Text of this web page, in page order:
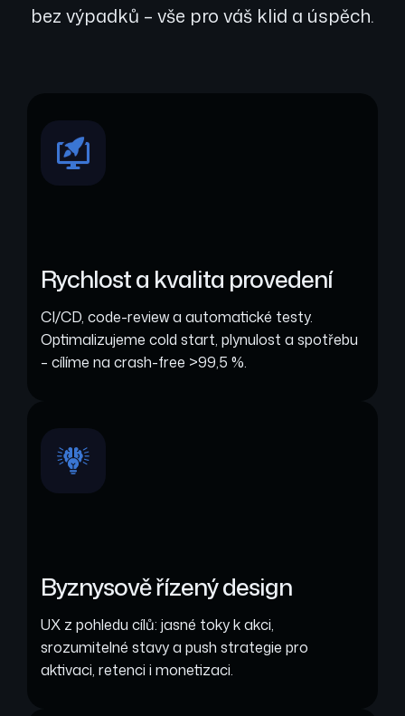
bez výpadků – vše pro váš klid a úspěch.
Rychlost a kvalita provedení
CI/CD, code-review a automatické testy.
Optimalizujeme cold start, plynulost a spotřebu
– cílíme na crash-free >99,5 %.
Byznysově řízený design
UX z pohledu cílů: jasné toky k akci,
srozumitelné stavy a push strategie pro
aktivaci, retenci i monetizaci.